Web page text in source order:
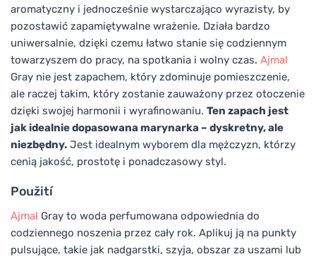
aromatyczny i jednocześnie wystarczająco wyrazisty, by
pozostawić zapamiętywalne wrażenie. Działa bardzo
uniwersalnie, dzięki czemu łatwo stanie się codziennym
towarzyszem do pracy, na spotkania i wolny czas. Ajmal
Gray nie jest zapachem, który zdominuje pomieszczenie,
ale raczej takim, który zostanie zauważony przez otoczenie
dzięki swojej harmonii i wyrafinowaniu. Ten zapach jest
jak idealnie dopasowana marynarka – dyskretny, ale
niezbędny. Jest idealnym wyborem dla mężczyzn, którzy
cenią jakość, prostotę i ponadczasowy styl.
Použití
Ajmal Gray to woda perfumowana odpowiednia do
codziennego noszenia przez cały rok. Aplikuj ją na punkty
pulsujące, takie jak nadgarstki, szyja, obszar za uszami lub